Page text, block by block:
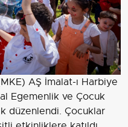
AŞ İmalat-ı Harbiye
Egemenlik ve Çocuk
düzenlendi. Çocuklar